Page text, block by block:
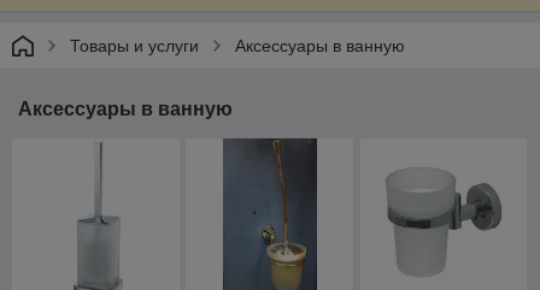
Товары и услуги Аксессуары в ванную
Аксессуары в ванную